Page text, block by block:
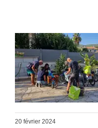
20 février 2024